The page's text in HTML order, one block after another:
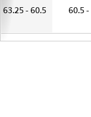
60.5 - 63.25